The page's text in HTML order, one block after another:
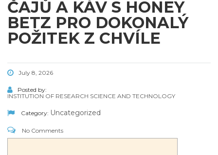
ČAJŮ A KÁV S HONEY
BETZ PRO DOKONALÝ
POŽITEK Z CHVÍLE
July 8, 2026
Posted by:
INSTITUTION OF RESEARCH SCIENCE AND TECHNOLOGY
Category: Uncategorized
No Comments